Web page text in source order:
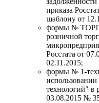
приказа
шаблону от
формы № ТОРГ
розничной
Росстата от
02.11.2015;
формы № 1-
технологий" в
03.08.2015 №